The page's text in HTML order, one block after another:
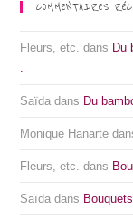
COMMENTAIRES
Fleurs, etc. dans Du
.
Saïda dans Du
Monique Hanarte
Fleurs, etc. dans
Saïda dans